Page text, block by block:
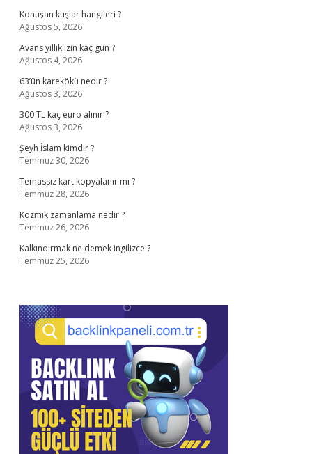
Konuşan kuşlar hangileri ?
Ağustos 5, 2026
Avans yıllık izin kaç gün ?
Ağustos 4, 2026
63’ün karekökü nedir ?
Ağustos 3, 2026
300 TL kaç euro alınır ?
Ağustos 3, 2026
Şeyh İslam kimdir ?
Temmuz 30, 2026
Temassız kart kopyalanır mı ?
Temmuz 28, 2026
Kozmik zamanlama nedir ?
Temmuz 26, 2026
Kalkındırmak ne demek ingilizce ?
Temmuz 25, 2026